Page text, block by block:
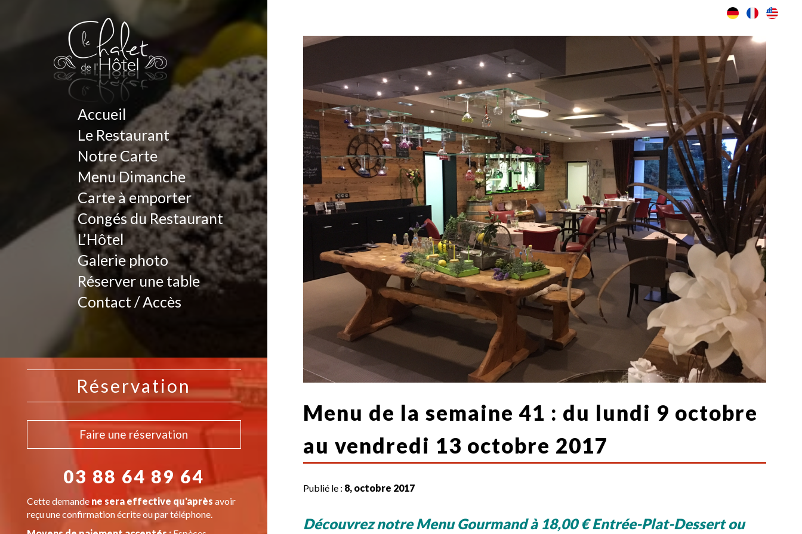
Accueil
Le Restaurant
Notre Carte
Menu Dimanche
Carte à emporter
Congés du Restaurant
L’Hôtel
Galerie photo
Réserver une table
Contact / Accès
Menu de la semaine 41 : du lundi 9 octobre
au vendredi 13 octobre 2017
Publié le : 8, octobre 2017
Découvrez notre Menu Gourmand à 18,00 € Entrée-Plat-Dessert ou
Réservation
Faire une réservation
03 88 64 89 64
Cette demande ne sera effective qu'après avoir
reçu une confirmation écrite ou par téléphone.